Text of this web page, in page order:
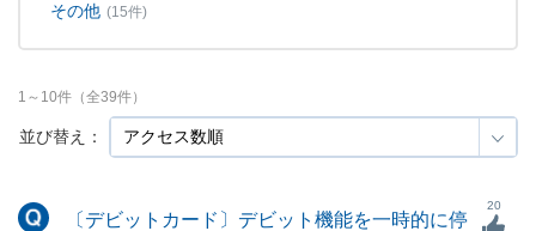
その他 (15件)
並び替え：
1 ～ 10件（全39件）
〔デビットカード〕デビット機能を一時的に停
20